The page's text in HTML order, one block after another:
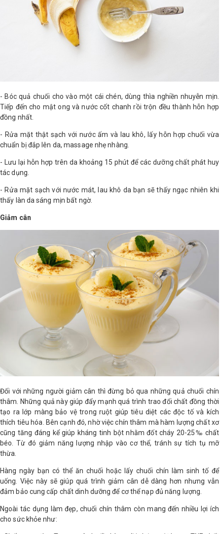
- Bóc quả chuối cho vào một cái chén, dùng thìa nghiền nhuyễn mịn.
Tiếp đến cho mật ong và nước cốt chanh rồi trộn đều thành hỗn hợp
đồng nhất.
- Rửa mặt thật sạch với nước ấm và lau khô, lấy hỗn hợp chuối vừa
chuẩn bị đắp lên da, massage nhẹ nhàng.
- Lưu lại hỗn hợp trên da khoảng 15 phút để các dưỡng chất phát huy
tác dụng.
- Rửa mặt sạch với nước mát, lau khô da bạn sẽ thấy ngạc nhiên khi
thấy làn da sáng mịn bất ngờ.
Giảm cân
Đối với những người giảm cân thì đừng bỏ qua những quả chuối chín
thâm. Những quả này giúp đẩy mạnh quá trình trao đổi chất đồng thời
tạo ra lớp màng bảo vệ trong ruột giúp tiêu diệt các độc tố và kích
thích tiêu hóa. Bên cạnh đó, nhờ việc chín thâm mà hàm lượng chất xơ
cũng tăng đáng kể giúp kháng tinh bột nhằm đốt cháy 20-25‰ chất
béo. Từ đó giảm năng lượng nhập vào cơ thể, tránh sự tích tụ mỡ
thừa.
Hàng ngày bạn có thể ăn chuối hoặc lấy chuối chín làm sinh tố để
uống. Việc này sẽ giúp quá trình giảm cân dễ dàng hơn nhưng vẫn
đảm bảo cung cấp chất dinh dưỡng để cơ thể nạp đủ năng lượng.
Ngoài tác dụng làm đẹp, chuối chín thâm còn mang đến nhiều lợi ích
cho sức khỏe như: